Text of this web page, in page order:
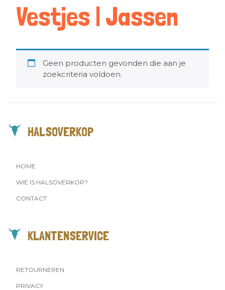
Vestjes | Jassen
Geen producten gevonden die aan je
zoekcriteria voldoen.
HALSOVERKOP
HOME
WIE IS HALSOVERKOP?
CONTACT
KLANTENSERVICE
RETOURNEREN
PRIVACY